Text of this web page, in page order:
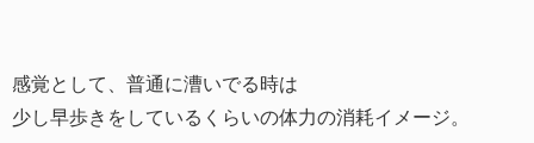
感覚として、普通に漕いでる時は
少し早歩きをしているくらいの体力の消耗イメージ。